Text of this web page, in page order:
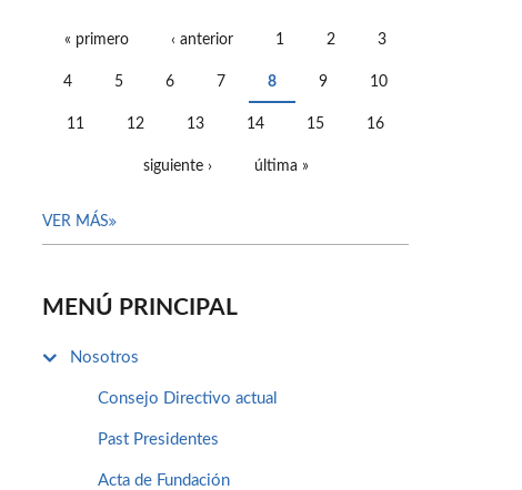
« primero ‹ anterior 1 2 3
4 5 6 7 8 9 10
11 12 13 14 15 16
siguiente › última »
VER MÁS
MENÚ PRINCIPAL
Nosotros
Consejo Directivo actual
Past Presidentes
Acta de Fundación